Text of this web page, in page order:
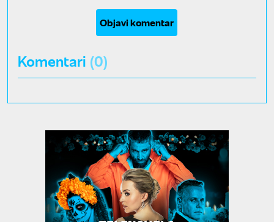
Objavi komentar
Komentari (0)